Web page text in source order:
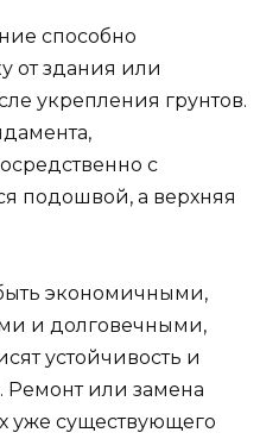
способно
от здания или
укрепления грунтов.
с
подошвой, а верхняя
экономичными,
и долговечными,
устойчивость и
Ремонт или замена
уже существующего